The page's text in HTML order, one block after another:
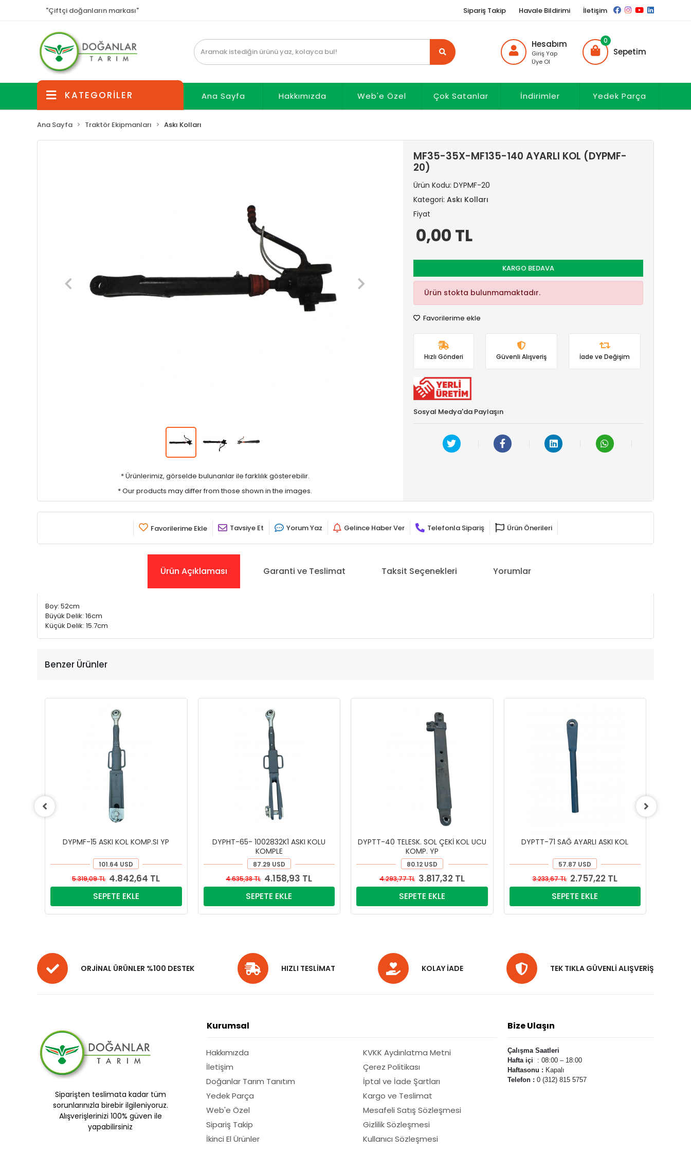
"Çiftçi doğanların markası" Sipariş Takip Havale Bildirimi İletişim
Hesabım
Giriş Yap
Üye Ol
Sepetim
0
KATEGORİLER Ana Sayfa Hakkımızda Web'e Özel Çok Satanlar İndirimler Yedek Parça
Ana Sayfa Traktör Ekipmanları Askı Kolları
* Ürünlerimiz, görselde bulunanlar ile farklılık gösterebilir.
* Our products may differ from those shown in the images.
MF35-35X-MF135-140 AYARLI KOL (DYPMF-
20)
Ürün Kodu: DYPMF-20
Kategori: Askı Kolları
Fiyat
0,00 TL
KARGO BEDAVA
Ürün stokta bulunmamaktadır.
Favorilerime ekle
Hızlı Gönderi Güvenli Alışveriş İade ve Değişim
Sosyal Medya'da Paylaşın
Favorilerime Ekle Tavsiye Et Yorum Yaz Gelince Haber Ver Telefonla Sipariş Ürün Önerileri
Ürün Açıklaması Garanti ve Teslimat Taksit Seçenekleri Yorumlar
Boy: 52cm
Büyük Delik: 16cm
Küçük Delik: 15.7cm
Benzer Ürünler
DYPMF-15 ASKI KOL KOMP.SI YP
101.64 USD
4.842,64 TL
5.319,09 TL
SEPETE EKLE
DYPHT-65- 1002832K1 ASKI KOLU
KOMPLE
87.29 USD
4.158,93 TL
4.635,38 TL
SEPETE EKLE
DYPTT-40 TELESK. SOL ÇEKİ KOL UCU
KOMP. YP
80.12 USD
3.817,32 TL
4.293,77 TL
SEPETE EKLE
DYPTT-71 SAĞ AYARLI ASKI KOL
57.87 USD
2.757,22 TL
3.233,67 TL
SEPETE EKLE
ORJİNAL ÜRÜNLER %100 DESTEK HIZLI TESLİMAT KOLAY İADE TEK TIKLA GÜVENLİ ALIŞVERİŞ
Siparişten teslimata kadar tüm
sorunlarınızla birebir ilgileniyoruz.
Alışverişlerinizi 100% güven ile
yapabilirsiniz
Kurumsal
Hakkımızda
İletişim
Doğanlar Tarım Tanıtım
Yedek Parça
Web'e Özel
Sipariş Takip
İkinci El Ürünler
KVKK Aydınlatma Metni
Çerez Politikası
İptal ve İade Şartları
Kargo ve Teslimat
Mesafeli Satış Sözleşmesi
Gizlilik Sözleşmesi
Kullanıcı Sözleşmesi
Bize Ulaşın
Çalışma Saatleri
Hafta içi : 08:00 – 18:00
Haftasonu : Kapalı
Telefon : 0 (312) 815 5757